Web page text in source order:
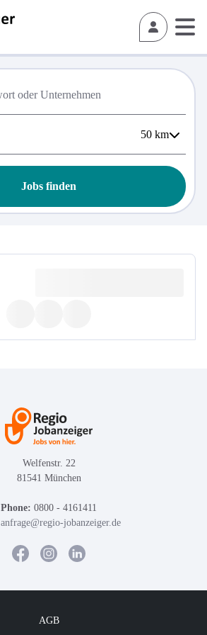
50 km
Jobs finden
Welfenstr. 22
81541 München
Phone: 0800 - 4161411
anfrage@regio-jobanzeiger.de
AGB